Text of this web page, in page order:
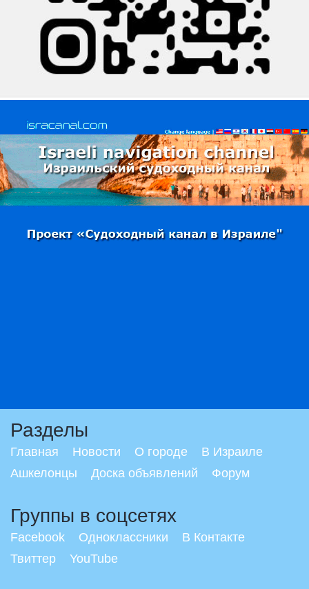
Разделы
Главная Новости О городе
В Израиле
Ашкелонцы
Доска объявлений Форум
Группы в соцсетях
Facebook Одноклассники
В Контакте
Твиттер
YouTube